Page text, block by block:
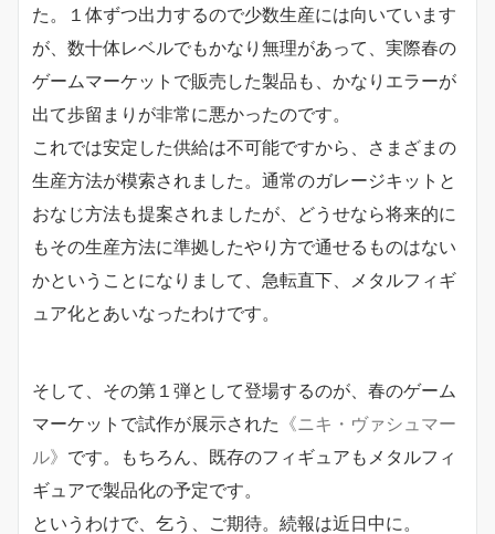
た。１体ずつ出力するので少数生産には向いています
が、数十体レベルでもかなり無理があって、実際春の
ゲームマーケットで販売した製品も、かなりエラーが
出て歩留まりが非常に悪かったのです。
これでは安定した供給は不可能ですから、さまざまの
生産方法が模索されました。通常のガレージキットと
おなじ方法も提案されましたが、どうせなら将来的に
もその生産方法に準拠したやり方で通せるものはない
かということになりまして、急転直下、メタルフィギ
ュア化とあいなったわけです。
そして、その第１弾として登場するのが、春のゲーム
マーケットで試作が展示された 《ニキ・ヴァシュマー
ル》 です。もちろん、既存のフィギュアもメタルフィ
ギュアで製品化の予定です。
というわけで、乞う、ご期待。続報は近日中に。